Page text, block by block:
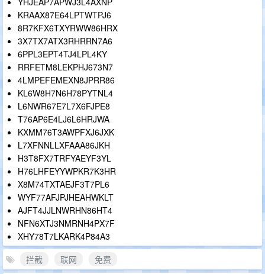
KRAAX87E64LPTWTPJ6
8R7KFX6TXYRWW86HRX
3X7TX7ATX3RHRRN7A6
6PPL3EPT4TJ4LPL4KY
RRFETM8LEKPHJ673N7
4LMPEFEMEXN8JPRR86
KL6W8H7N6H78PYTNL4
L6NWR67E7L7X6FJPE8
T76AP6E4LJ6L6HRJWA
KXMM76T3AWPFXJ6JXK
L7XFNNLLXFAAA86JKH
H3T8FX7TRFYAEYF3YL
H76LHFEYYWPKR7K3HR
X8M74TXTAEJF3T7PL6
WYF77AFJPJHEAHWKLT
AJFT4JJLNWRHN86HT4
NFN6XTJ3NMRNH4PX7F
XHY78T7LKARK4P84A3
拦截
联网
免费